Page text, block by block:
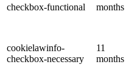
checkbox-functional
months
cookielawinfo-
checkbox-necessary
11
months